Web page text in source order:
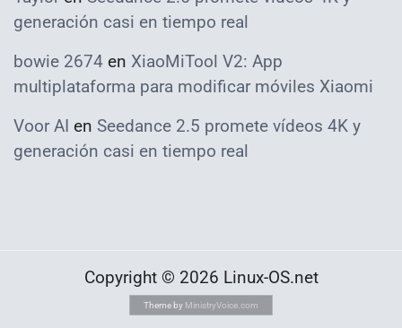
generación casi en tiempo real
bowie 2674 en XiaoMiTool V2: App
multiplataforma para modificar móviles Xiaomi
Voor AI en Seedance 2.5 promete vídeos 4K y
generación casi en tiempo real
Copyright © 2026 Linux-OS.net
Theme by MinistryVoice.com